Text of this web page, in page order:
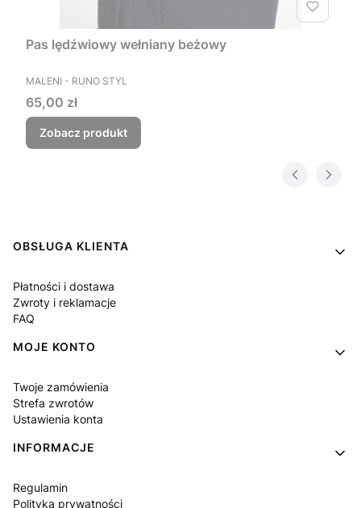
Pas lędźwiowy wełniany beżowy
PRODUCENT
MALENI - RUNO STYL
Cena
65,00 zł
Zobacz produkt
Linki w stopce
OBSŁUGA KLIENTA
Płatności i dostawa
Zwroty i reklamacje
FAQ
MOJE KONTO
Twoje zamówienia
Strefa zwrotów
Ustawienia konta
INFORMACJE
Regulamin
Polityka prywatności